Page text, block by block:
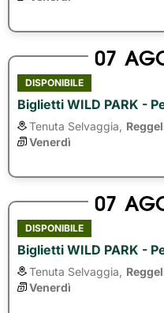
07
DISPONIBILE
Biglietti WILD PARK -
Tenuta Selvaggia,
Venerdì
07
DISPONIBILE
Biglietti WILD PARK -
Tenuta Selvaggia,
Venerdì